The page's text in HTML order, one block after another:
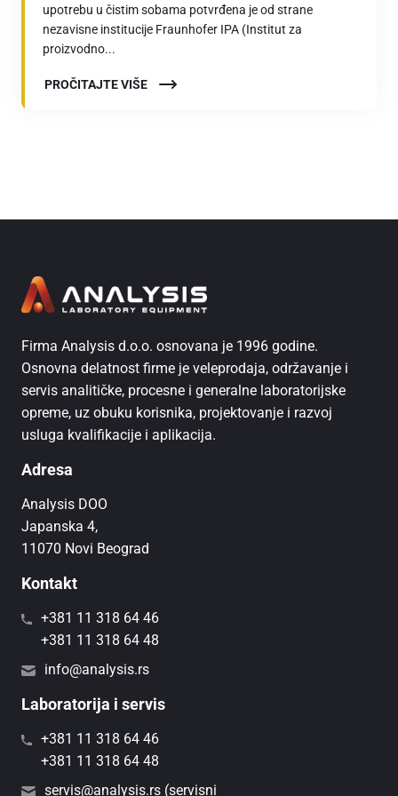
upotrebu u čistim sobama potvrđena je od strane
nezavisne institucije Fraunhofer IPA (Institut za
proizvodno...
PROČITAJTE VIŠE
Firma Analysis d.o.o. osnovana je 1996 godine.
Osnovna delatnost firme je veleprodaja, održavanje i
servis analitičke, procesne i generalne laboratorijske
opreme, uz obuku korisnika, projektovanje i razvoj
usluga kvalifikacije i aplikacija.
Adresa
Analysis DOO
Japanska 4,
11070 Novi Beograd
Kontakt
+381 11 318 64 46
+381 11 318 64 48
info@analysis.rs
Laboratorija i servis
+381 11 318 64 46
+381 11 318 64 48
servis@analysis.rs (servisni